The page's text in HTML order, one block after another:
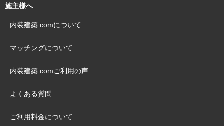
施主様へ
内装建築.comについて
マッチングについて
内装建築.comご利用の声
よくある質問
ご利用料金について